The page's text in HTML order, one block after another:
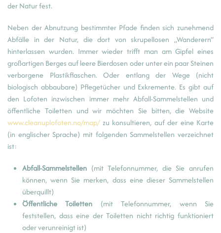
der Natur fest.
Neben der Abnutzung bestimmter Pfade finden sich zunehmend
Abfälle in der Natur, die dort von skrupellosen „Wanderern“
hinterlassen wurden. Immer wieder trifft man am Gipfel eines
großartigen Berges auf leere Bierdosen oder unter ein paar Steinen
verborgene Plastikflaschen. Oder entlang der Wege (nicht
biologisch abbaubare) Pflegetücher und Exkremente. Es gibt auf
den Lofoten inzwischen immer mehr Abfall-Sammelstellen und
öffentliche Toiletten und wir möchten Sie bitten, die Website
www.cleanuplofoten.no/map/zu konsultieren, auf der eine Karte
(in englischer Sprache) mit folgenden Sammelstellen verzeichnet
ist:
Abfall-Sammelstellen (mit Telefonnummer, die Sie anrufen
können, wenn Sie merken, dass eine dieser Sammelstellen
überquillt)
Öffentliche Toiletten (mit Telefonnummer, wenn Sie
feststellen, dass eine der Toiletten nicht richtig funktioniert
oder verunreinigt ist)